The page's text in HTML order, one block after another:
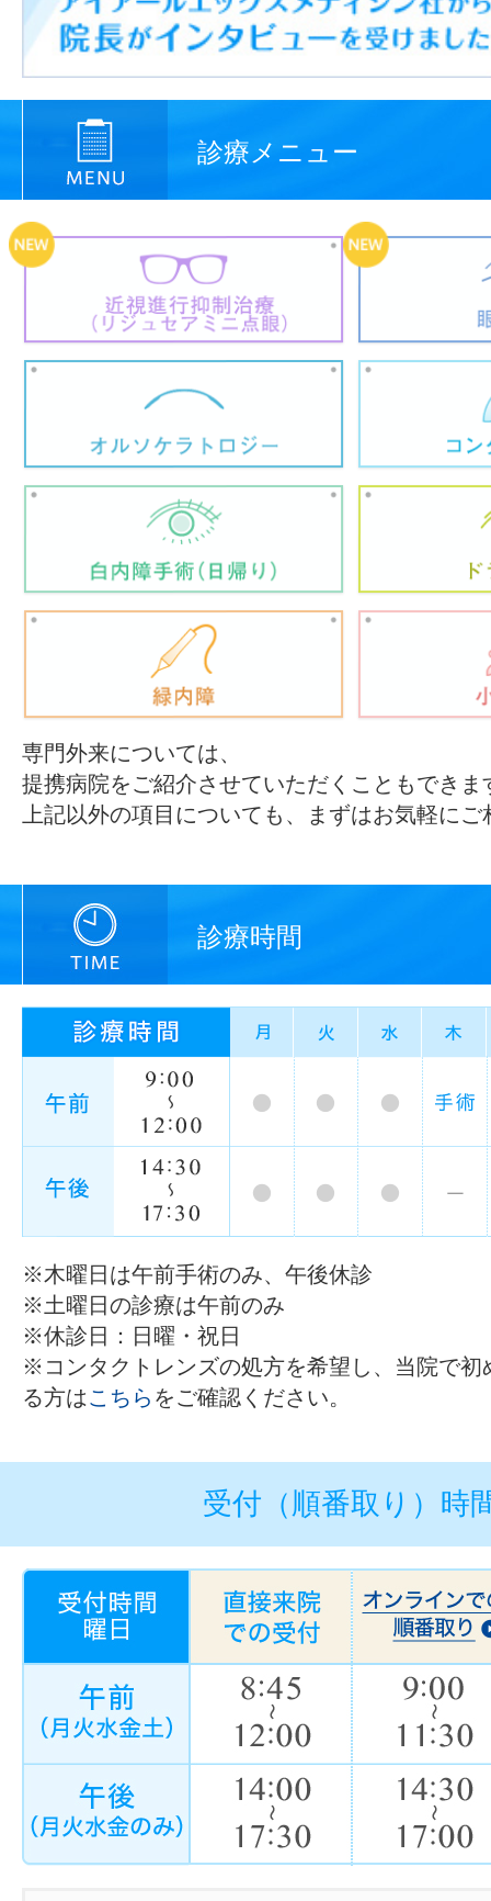
診療メニュー
専門外来については、
提携病院をご紹介させていただくこともできま
上記以外の項目についても、まずはお気軽に
診療時間
※木曜日は午前手術のみ、午後休診
※土曜日の診療は午前のみ
※休診日：日曜・祝日
※コンタクトレンズの処方を希望し、当院で初
る方はこちら をご確認ください。
受付（順番取り）時